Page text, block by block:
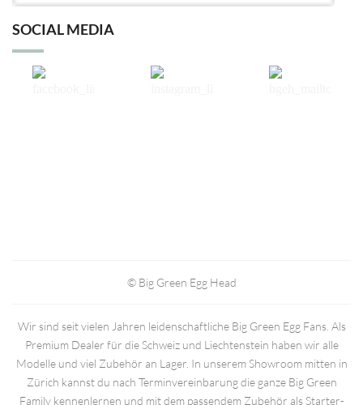
SOCIAL MEDIA
© Big Green Egg Head
Wir sind seit vielen Jahren leidenschaftliche Big Green Egg Fans. Als
Premium Dealer für die Schweiz und Liechtenstein haben wir alle
Modelle und viel Zubehör an Lager. In unserem Showroom mitten in
Zürich kannst du nach Terminvereinbarung die ganze Big Green
Family kennenlernen und mit dem passendem Zubehör als Starter-